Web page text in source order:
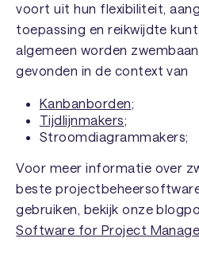
voort uit hun flexibiliteit,
toepassing en reikwijdte
algemeen worden
gevonden in de context van
Kanbanborden;
Tijdlijnmakers;
Stroomdiagrammakers;
Voor meer informatie over
beste
gebruiken, bekijk onze
Software for Project